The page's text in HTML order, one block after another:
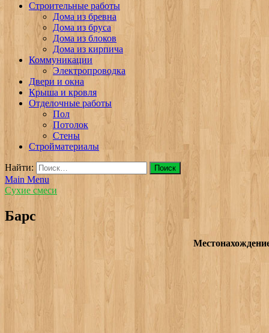
v-plast.ru Строительство и ремонт
Строительные работы
Дома из бревна
Дома из бруса
Дома из блоков
Дома из кирпича
Коммуникации
Электропроводка
Двери и окна
Крыша и кровля
Отделочные работы
Пол
Потолок
Стены
Стройматериалы
Найти:
Main Menu
Сухие смеси
Барс